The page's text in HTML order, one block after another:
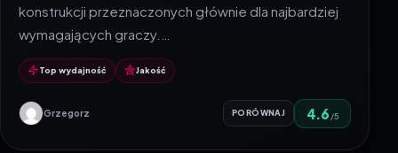
konstrukcji przeznaczonych głównie dla najbardziej
wymagających graczy.…
Top wydajność Jakość
Grzegorz PORÓWNAJ 4.6 /5